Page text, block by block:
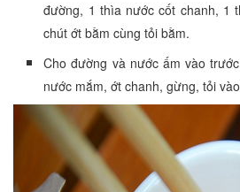
đường, 1 thìa nước cốt chanh, 1
chút ớt bằm cùng tỏi bằm.
Cho đường và nước ấm vào
nước mắm, ớt chanh, gừng, tỏi